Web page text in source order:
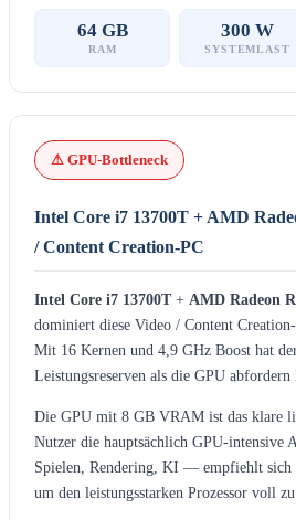
64 GB
RAM
300 W
SYSTEMLAST
⚠ GPU-Bottleneck
Intel Core i7 13700T + AMD
/ Content Creation-PC
Intel Core i7 13700T+ AMD Radeon
dominiert diese Video / Content
Mit 16 Kernen und 4,9 GHz Boost hat
Leistungsreserven als die GPU abfordern
Die GPU mit 8 GB VRAM ist das klare
Nutzer die hauptsächlich GPU-intensive
Spielen, Rendering, KI — empfiehlt sich
um den leistungsstarken Prozessor voll